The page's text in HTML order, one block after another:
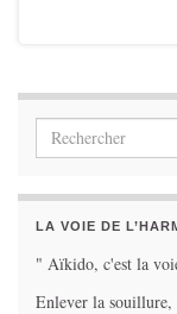
Search for:
LA VOIE DE
" Aïkido, c'est la
Enlever la souillure,